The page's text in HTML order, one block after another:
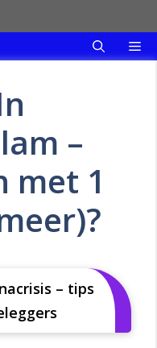
–
met 1
– tips